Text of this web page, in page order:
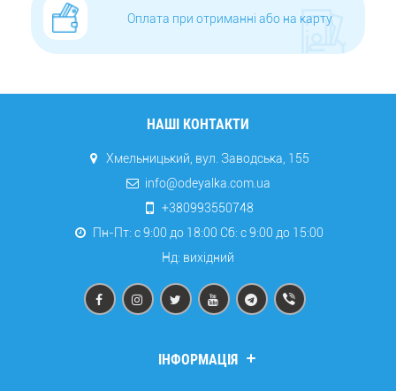
Оплата при отриманні або на карту
НАШІ КОНТАКТИ
Хмельницький, вул. Заводська, 155
info@odeyalka.com.ua
+380993550748
Пн-Пт: с 9:00 до 18:00 Сб: c 9:00 до 15:00
Нд: вихідний
ІНФОРМАЦІЯ